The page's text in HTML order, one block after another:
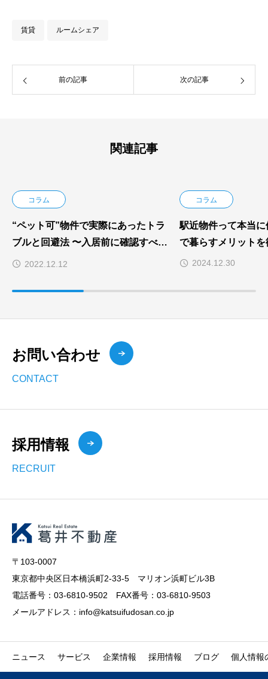
賃貸 ルームシェア
前の記事 次の記事
関連記事
コラム
“ペット可”物件で実際にあったトラ
ブルと回避法 〜入居前に確認すべき
ポイントとは？〜
2022.12.12
コラム
駅近物件って本当
で暮らすメリットを
2024.12.30
お問い合わせ
CONTACT
採用情報
RECRUIT
〒103-0007
東京都中央区日本橋浜町2-33-5 マリオン浜町ビル3B
電話番号：03-6810-9502 FAX番号：03-6810-9503
メールアドレス：info@katsuifudosan.co.jp
ニュース サービス 企業情報 採用情報 ブログ 個人情報